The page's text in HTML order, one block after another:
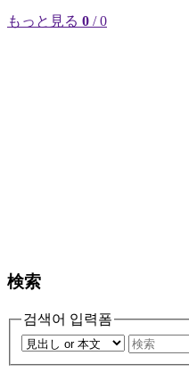
もっと見る 0 / 0
検索
검색어 입력폼